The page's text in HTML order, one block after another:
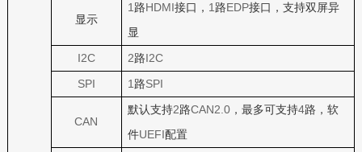
显示
1路HDMI接口， 1路EDP接口，支持双屏异
显
I2C 2路I2C
SPI
1路SPI
CAN
默认支持2路CAN2.0，最多可支持4路，软
件UEFI配置